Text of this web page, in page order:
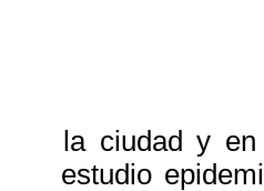
la ciudad y
estudio